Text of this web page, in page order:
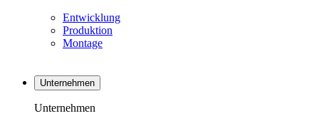
Entwicklung
Produktion
Montage
Unternehmen
Unternehmen